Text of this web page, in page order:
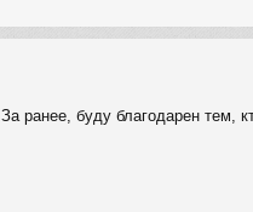
За ранее, буду благодарен тем,